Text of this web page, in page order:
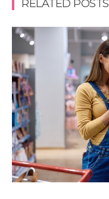
RELATED POSTS